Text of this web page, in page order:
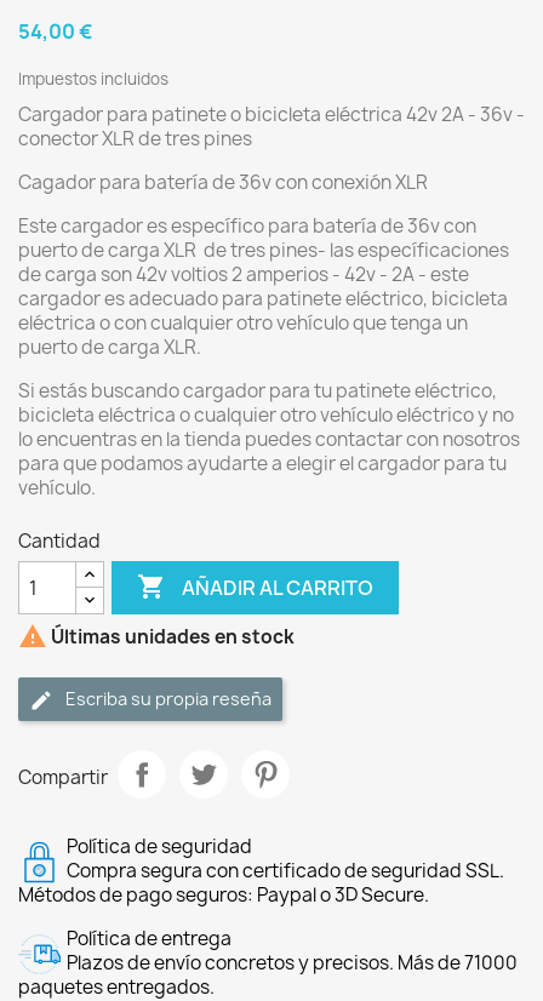
54,00 €
Impuestos incluidos
Cargador para patinete o bicicleta eléctrica 42v 2A - 36v -
conector XLR de tres pines
Cagador para batería de 36v con conexión XLR
Este cargador es específico para batería de 36v con
puerto de carga XLR de tres pines- las específicaciones
de carga son 42v voltios 2 amperios - 42v - 2A - este
cargador es adecuado para patinete eléctrico, bicicleta
eléctrica o con cualquier otro vehículo que tenga un
puerto de carga XLR.
Si estás buscando cargador para tu patinete eléctrico,
bicicleta eléctrica o cualquier otro vehículo eléctrico y no
lo encuentras en la tienda puedes contactar con nosotros
para que podamos ayudarte a elegir el cargador para tu
vehículo.
Cantidad
 AÑADIR AL CARRITO
 Últimas unidades en stock
Escriba su propia reseña
Compartir
Política de seguridad
Compra segura con certificado de seguridad SSL.
Métodos de pago seguros: Paypal o 3D Secure.
Política de entrega
Plazos de envío concretos y precisos. Más de 71000
paquetes entregados.